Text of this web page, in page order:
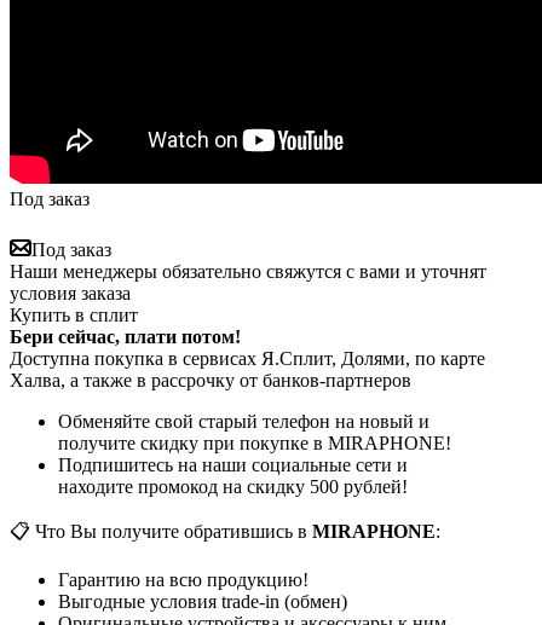
Под заказ
Под заказ
Наши менеджеры обязательно свяжутся с вами и уточнят
условия заказа
Купить в сплит
Бери сейчас, плати потом!
Доступна покупка в сервисах Я.Сплит, Долями, по карте
Халва, а также в рассрочку от банков-партнеров
Обменяйте свой старый телефон на новый и
получите скидку при покупке в MIRAPHONE!
Подпишитесь на наши социальные сети и
находите промокод на скидку 500 рублей!
📋 Что Вы получите обратившись в MIRAPHONE:
Гарантию на всю продукцию!
Выгодные условия trade-in (обмен)